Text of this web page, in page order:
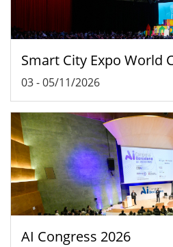
Smart City Expo World
03-05/11/2026
AI Congress 2026